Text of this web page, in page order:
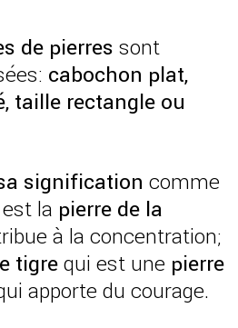
de pierres sont
cabochon plat,
taille rectangle ou
signification comme
la pierre de la
à la concentration;
tigrequi est une pierre
apporte du courage.